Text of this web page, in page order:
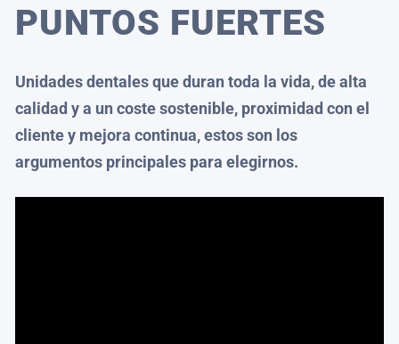
PUNTOS FUERTES
Unidades dentales que duran toda la vida, de alta
calidad y a un coste sostenible, proximidad con el
cliente y mejora continua, estos son los
argumentos principales para elegirnos.